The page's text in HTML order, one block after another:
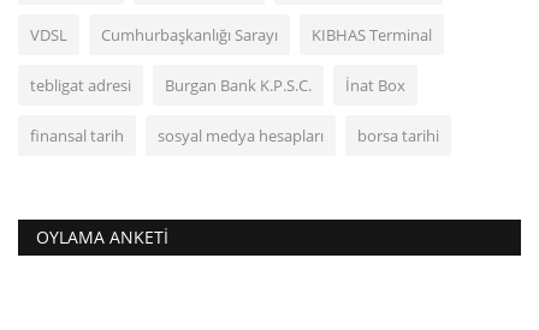
VDSL Cumhurbaşkanlığı Sarayı KIBHAS Terminal
tebligat adresi Burgan Bank K.P.S.C. İnat Box
finansal tarih sosyal medya hesapları borsa tarihi
OYLAMA ANKETI